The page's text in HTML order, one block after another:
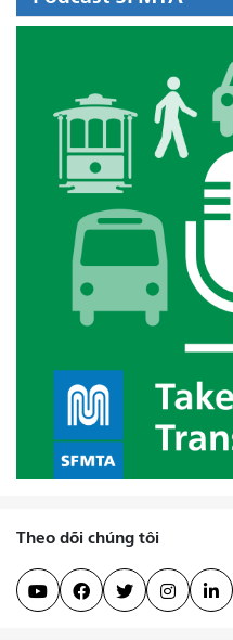
Theo dõi chúng tôi
    